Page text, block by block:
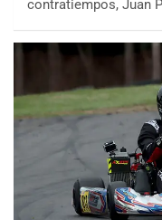
contratiempos, Juan